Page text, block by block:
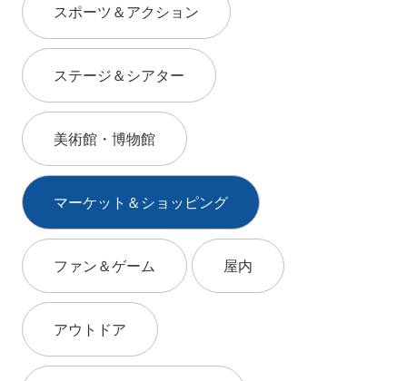
スポーツ＆アクション
ステージ＆シアター
美術館・博物館
マーケット＆ショッピング
ファン＆ゲーム 屋内
アウトドア